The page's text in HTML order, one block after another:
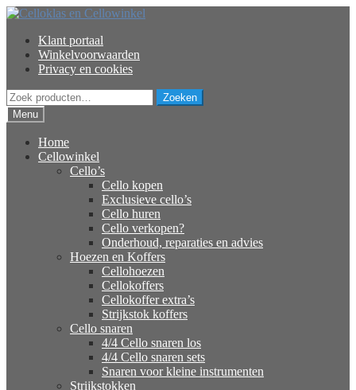
Ga
naar
navigatie
Ga
inhoud
Klant portaal
Winkelvoorwaarden
Privacy en cookies
Zoeken
naar:
Zoeken
Menu
Home
Cellowinkel
Cello’s
Cello kopen
Exclusieve cello’s
Cello huren
Cello verkopen?
Onderhoud, reparaties en advies
Hoezen en Koffers
Cellohoezen
Cellokoffers
Cellokoffer extra’s
Strijkstok koffers
Cello snaren
4/4 Cello snaren los
4/4 Cello snaren sets
Snaren voor kleine instrumenten
Strijkstokken